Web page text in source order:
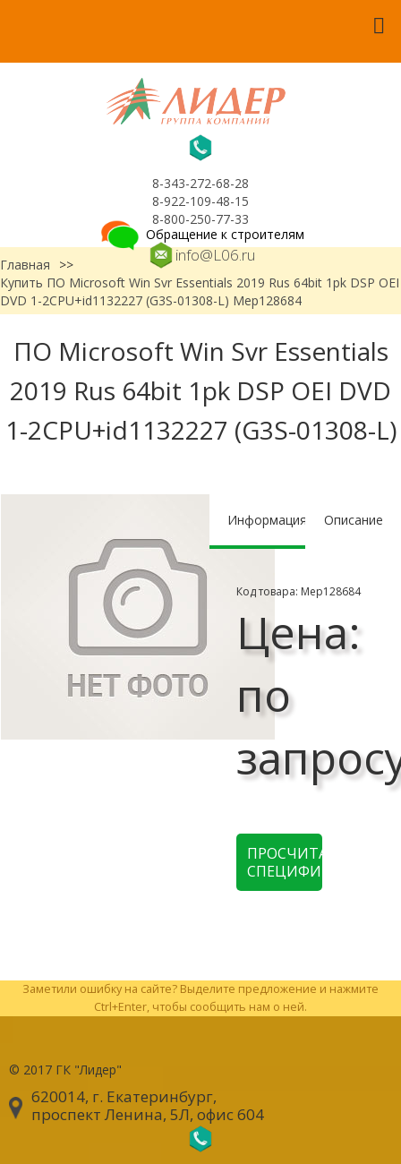
8-343-272-68-28
8-922-109-48-15
8-800-250-77-33
info@L06.ru
Обращение к строителям
Главная
>>
Купить ПО Microsoft Win Svr Essentials 2019 Rus 64bit 1pk DSP OEI
DVD 1-2CPU+id1132227 (G3S-01308-L) Мер128684
ПО Microsoft Win Svr Essentials
2019 Rus 64bit 1pk DSP OEI DVD
1-2CPU+id1132227 (G3S-01308-L)
Информация Описание
Код товара: Мер128684
Цена:
по
ПРОСЧИТАТЬ
СПЕЦИФИКАЦИЮ
Заметили ошибку на сайте? Выделите предложение и нажмите
Ctrl+Enter, чтобы сообщить нам о ней.
© 2017 ГК "Лидер"
620014, г. Екатеринбург,
проспект Ленина, 5Л, офис 604